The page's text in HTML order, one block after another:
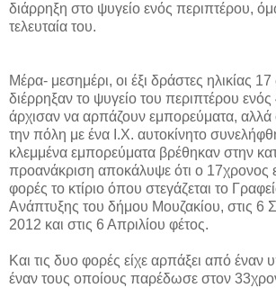
διάρρηξη στο ψυγείο ενός περιπτέρου,
τελευταία του.
Μέρα- μεσημέρι, οι έξι δράστες ηλικίας
διέρρηξαν το ψυγείο του περιπτέρου
άρχισαν να αρπάζουν εμπορεύματα, αλλά
την πόλη με ένα Ι.Χ. αυτοκίνητο
κλεμμένα εμπορεύματα βρέθηκαν στην
προανάκριση αποκάλυψε ότι ο 17χρονος
φορές το κτίριο όπου στεγάζεται το
Ανάπτυξης του δήμου Μουζακίου, στις 6
2012 και στις 6 Απριλίου φέτος.
Και τις δυο φορές είχε αρπάξει από έναν
έναν τους οποίους παρέδωσε στον